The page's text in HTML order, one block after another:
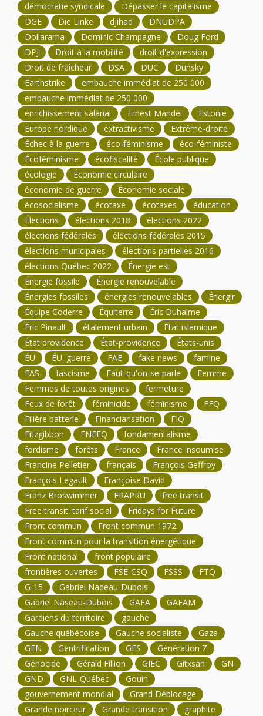
démocratie syndicale
Dépasser le capitalisme
DGE
Die Linke djihad
DNUDPA
Dollarama
Dominic Champagne
Doug Ford
DPJ
Droit à la mobilité
droit d'expression
Droit de fraîcheur
DSA DUC
Dunsky
Earthstrike
embauche immédiat de 250 000
embauche immédiat de 250 000
enrichissement salarial
Ernest Mandel
Estonie
Europe nordique
extractivisme
Extrême-droite
Échec à la guerre
éco-féminisme
éco-féministe
Écoféminisme
écofiscalité
École publique
écologie
Économie circulaire
économie de guerre
Économie sociale
écosocialisme
écotaxe écotaxes
éducation
Élections
élections 2018
élections 2022
élections fédérales
élections fédérales 2015
élections municipales
élections partielles 2016
élections Québec 2022
Énergie est
Énergie fossile
Énergie renouvelable
Énergies fossiles
énergies renouvelables
Énergir
Équipe Coderre
Équiterre
Éric Duhaime
Éric Pinault
étalement urbain
État islamique
État providence
État-providence
États-unis
ÉU
ÉU. guerre FAE fake news
famine
FAS
fascisme Faut-qu'on-se-parle
Femme
Femmes de toutes origines
fermeture
Feux de forêt
féminicide féminisme
FFQ
Filière batterie
Financiarisation
FIQ
Fitzgibbon
FNEEQ
fondamentalisme
fordisme
forêts France
France insoumise
Francine Pelletier
français
François Geffroy
François Legault
Françoise David
Franz Broswimmer
FRAPRU
free transit
Free transit. tarif social
Fridays for Future
Front commun
Front commun 1972
Front commun pour la transition énergétique
Front national
front populaire
frontières ouvertes
FSE-CSQ FSSS
FTQ
G-15
Gabriel Nadeau-Dubois
Gabriel Naseau-Dubois
GAFA
GAFAM
Gardiens du territoire
gauche
Gauche québécoise
Gauche socialiste
Gaza
GEN
Gentrification GES
Génération Z
Génocide
Gérald Fillion GIEC Gitxsan
GN
GND
GNL-Québec
Gouin
gouvernement mondial
Grand Déblocage
Grande noirceur
Grande transition
graphite